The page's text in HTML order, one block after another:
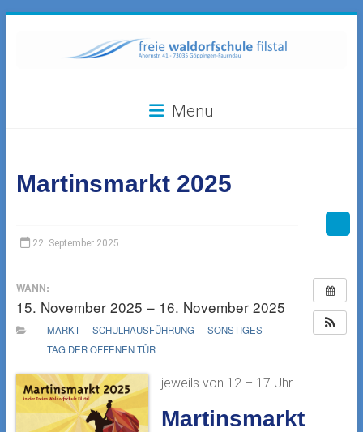
Waldorfschule
73035
Ahornstr.
Menü
Martinsmarkt 2025
22. September 2025
WANN:
15. November 2025 – 16. November 2025
MARKT SCHULHAUSFÜHRUNG
SONSTIGES
TAG DER OFFENEN TÜR
jeweils von 12 – 17 Uhr
Martinsmarkt